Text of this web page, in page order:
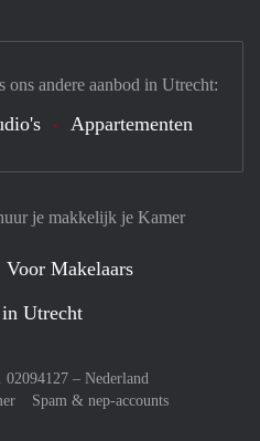
je makkelijk je Kamer
Voor Makelaars
Utrecht
– Nederland
Spam & nep-accounts
andere aanbod in Utrecht:
Appartementen